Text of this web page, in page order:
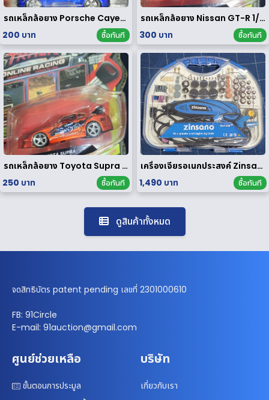
รถเหล็กล้อยาง Porsche Cayenne Turbo 1/64
200 บาท
ซื้อทันที
รถเหล็กล้อยาง Nissan GT-R 1/64
300 บาท
ซื้อทันที
รถเหล็กล้อยาง Toyota Supra 1/64
250 บาท
ซื้อทันที
เครื่องเจียรอเนกประสงค์ Zinsano รุ่น MG135E [ มือสอง ]
1,490 บาท
ซื้อทันที
ดูสินค้าทั้งหมด
จดสิทธิบัตร patent pending เลขที่ 2301000610
FB: 91Circle
E-mail: 91auction@gmail.com
ศูนย์ช่วยเหลือ
ขั้นตอนการประมูล
บริษัท
เกี่ยวกับเรา